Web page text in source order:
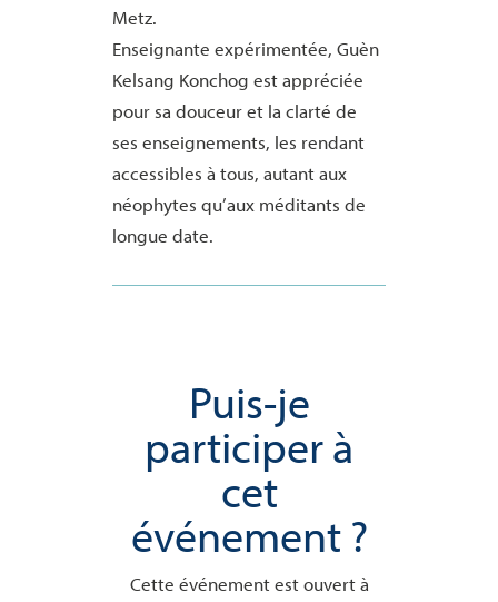
Metz.
Enseignante expérimentée, Guèn
Kelsang Konchog est appréciée
pour sa douceur et la clarté de
ses enseignements, les rendant
accessibles à tous, autant aux
néophytes qu’aux méditants de
longue date.
Puis-je
participer à
cet
événement ?
Cette événement est ouvert à